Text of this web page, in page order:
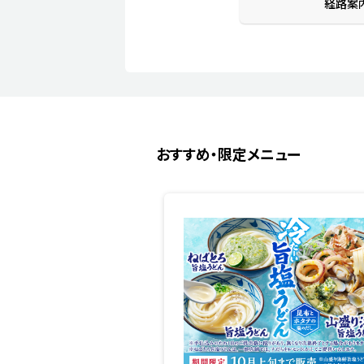
経路案
おすすめ・限定メニュー